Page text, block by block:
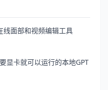
面部和视频编辑工具
显卡就可以运行的本地GPT